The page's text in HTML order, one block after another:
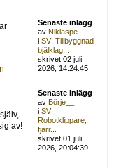
Senaste inlägg
avNiklaspe
iSV: Tillbyggnad
bjälklag...
skrivet 02 juli
2026, 14:24:45
av!
Senaste inlägg
avBörje__
iSV:
Robotklippare,
fjärr...
skrivet 01 juli
2026, 20:04:39